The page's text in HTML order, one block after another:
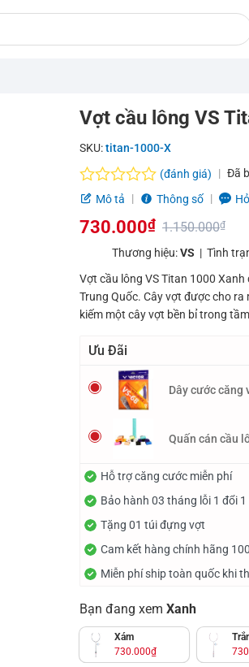
Vợt cầu lông VS
SKU:titan-1000-X
Được
hạng
sao
(đánh giá) Đã
Mô tả
Thông số
1.150.000₫
gốc
là:
730.000₫
hiện
tại
Thương hiệu:VS | Tình
Vợt cầu lông VS Titan 1000
Trung Quốc. Cây vợt được cho
kiếm một cây vợt bền bỉ trong
Ưu Đãi
Dây cước căng
Quấn cán cầu
Hỗ trợ căng cước miễn phí
Bảo hành 03 tháng lỗi 1 đổi 1
Tặng 01 túi đựng vợt
Cam kết hàng chính hãng
Miễn phí ship toàn quốc khi
Bạn đang xem Xanh
Xám
730.000₫